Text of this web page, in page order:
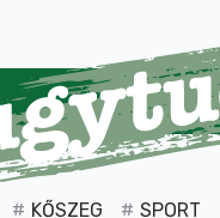
KŐSZEG SPORT